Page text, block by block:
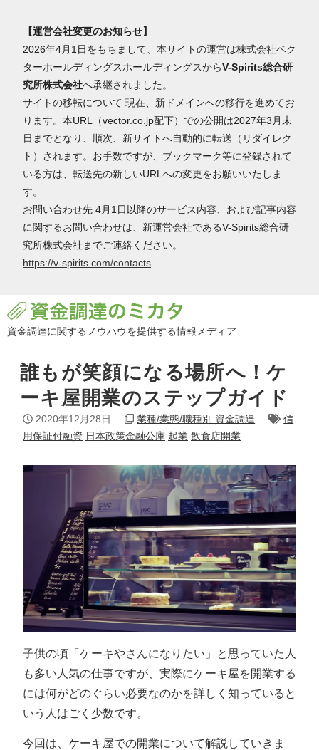
【運営会社変更のお知らせ】
2026年4月1日をもちまして、本サイトの運営は株式会社ベク
ターホールディングスホールディングスからV-Spirits総合研
究所株式会社へ承継されました。
サイトの移転について 現在、新ドメインへの移行を進めてお
ります。本URL（vector.co.jp配下）での公開は2027年3月末
日までとなり、順次、新サイトへ自動的に転送（リダイレク
ト）されます。お手数ですが、ブックマーク等に登録されて
いる方は、転送先の新しいURLへの変更をお願いいたしま
す。
お問い合わせ先 4月1日以降のサービス内容、および記事内容
に関するお問い合わせは、新運営会社であるV-Spirits総合研
究所株式会社までご連絡ください。
https://v-spirits.com/contacts
資金調達に関するノウハウを提供する情報メディア
誰もが笑顔になる場所へ！ケ
ーキ屋開業のステップガイド
2020年12月28日 業種/業態/職種別 資金調達
信
用保証付融資 日本政策金融公庫 起業 飲食店開業
子供の頃「ケーキやさんになりたい」と思っていた人
も多い人気の仕事ですが、実際にケーキ屋を開業する
には何がどのぐらい必要なのかを詳しく知っていると
いう人はごく少数です。
今回は、ケーキ屋での開業について解説していきま